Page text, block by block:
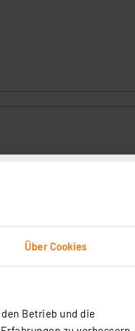
Über Cookies
Betrieb und die